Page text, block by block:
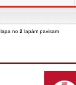
lapa no 2 lapām pavisam